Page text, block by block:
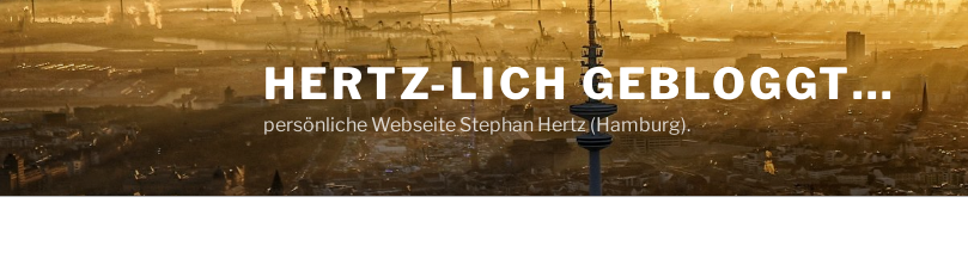
Zum
Inhalt
springen
HERTZ-LICH GEBLOGGT…
persönliche Webseite Stephan Hertz (Hamburg).